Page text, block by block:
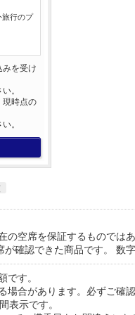
旅行のプ
を受け
。
現時点の
。
空席を保証するものではあ
が確認できた商品です。 数
です。
合があります。必ずご確認
表示です。